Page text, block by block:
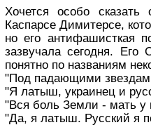
Хочется особо
Каспарсе Димитерсе,
но его антифашисткая
зазвучала сегодня.
понятно по названиям
"Под падающими
"Я латыш, украинец и
"Вся боль Земли - мать у
"Да, я латыш. Русский я